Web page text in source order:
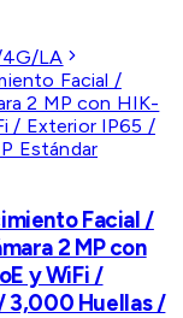
LA
Facial /
2 MP con
y WiFi /
3,000 Huellas /